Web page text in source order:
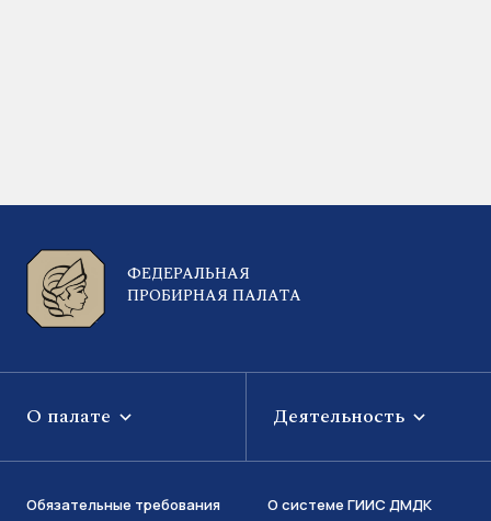
ФЕДЕРАЛЬНАЯ
ПРОБИРНАЯ ПАЛАТА
О палате Деятельность
Обязательные требования О системе ГИИС ДМДК